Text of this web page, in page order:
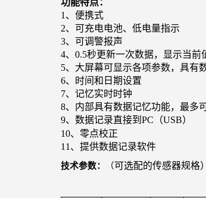
功能特点：
1、便携式
2、可充电电池、低电量指示
3、可调警报声
4、 0.5秒更新一次数据，显示当前
5、大屏幕可显示各项参数，具有
6、时间和日期设置
7、记忆实时时钟
8、内部具有数据记忆功能，最多
9、数据记录直接到 PC （USB）
10、零点校正
11、提供数据记录软件
技术参数： （可选配的传感器规格）